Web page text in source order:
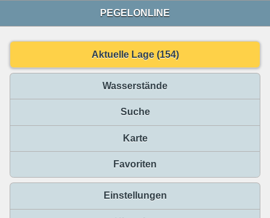
PEGELONLINE
Aktuelle Lage (154)
Wasserstände
Suche
Karte
Favoriten
Einstellungen